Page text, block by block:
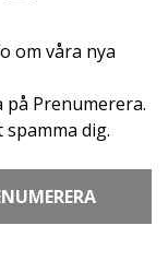
om våra nya
på Prenumerera.
dig.